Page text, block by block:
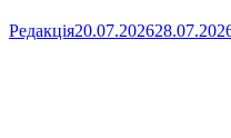
Редакція20.07.2026